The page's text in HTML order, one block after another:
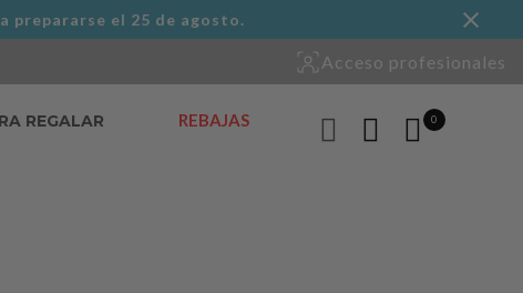
prepararse el 25 de agosto.
Acceso profesionales
REGALAR REBAJAS 0